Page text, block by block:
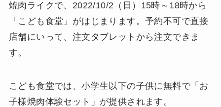
焼肉ライクで、2022/10/2（日）15時～18時から
「こども食堂」がはじまります。予約不可で直接
店舗にいって、注文タブレットから注文できま
す。
こども食堂では、小学生以下の子供に無料で「お
子様焼肉体験セット」が提供されます。